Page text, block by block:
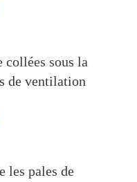
collées sous la
de ventilation
les pales de